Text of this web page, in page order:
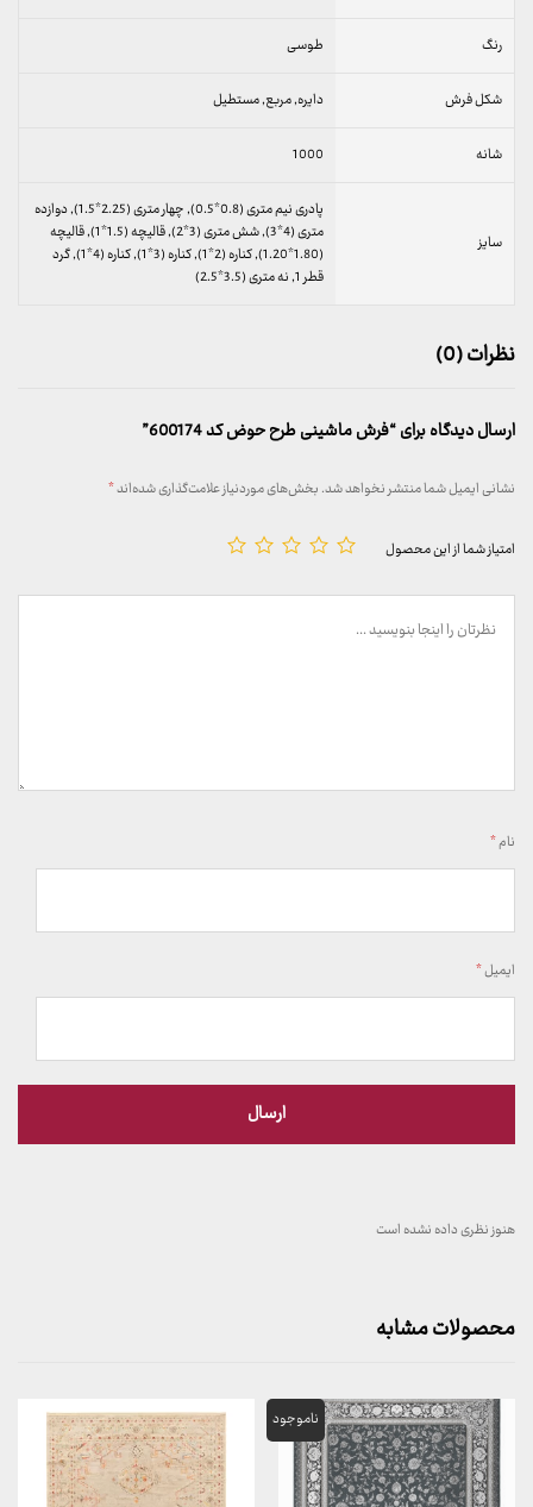
رنگ طوسی
شکل فرش دایره, مربع, مستطیل
شانه 1000
سایز
پادری نیم متری (0.8*0.5), چهار متری (2.25*1.5), دوازده
متری (4*3), شش متری (3*2), قالیچه (1.5*1), قالیچه
(1.80*1.20), کناره (2*1), کناره (3*1), کناره (4*1), گرد
قطر 1, نه متری (3.5*2.5)
نظرات (0)
ارسال دیدگاه برای “فرش ماشینی طرح حوض کد 600174”
نشانی ایمیل شما منتشر نخواهد شد.بخش‌های موردنیاز علامت‌گذاری شده‌اند*
امتیاز شما از این محصول
نام*
ایمیل*
هنوز نظری داده نشده است
محصولات مشابه